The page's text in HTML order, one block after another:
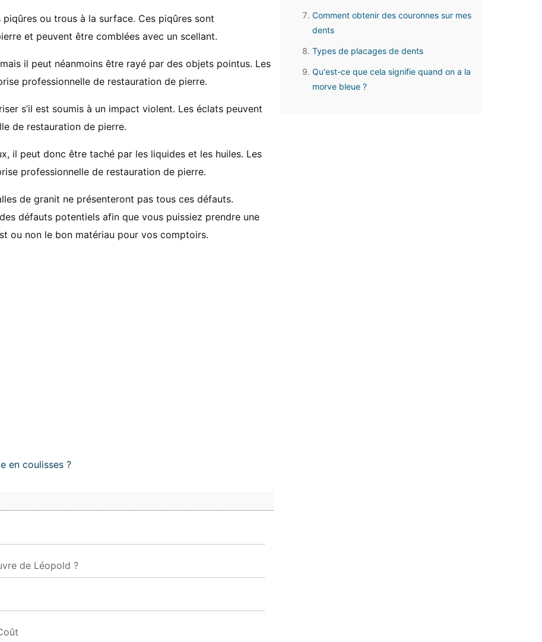
ou trous à la surface. Ces piqûres sont
et peuvent être comblées avec un scellant.
il peut néanmoins être rayé par des objets pointus. Les
professionnelle de restauration de pierre.
s’il est soumis à un impact violent. Les éclats peuvent
de restauration de pierre.
il peut donc être taché par les liquides et les huiles. Les
professionnelle de restauration de pierre.
de granit ne présenteront pas tous ces défauts.
défauts potentiels afin que vous puissiez prendre une
ou non le bon matériau pour vos comptoirs.
en coulisses ?
de Léopold ?
Comment obtenir des couronnes sur mes
dents
Types de placages de dents
Qu'est-ce que cela signifie quand on a la
morve bleue ?